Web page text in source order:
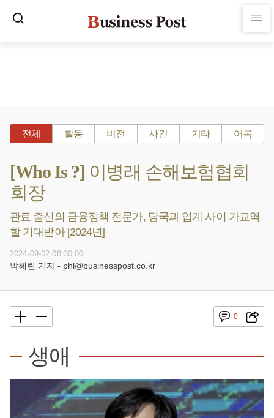
전체 활동 비전 사건 기타 어록
[Who Is ?] 이병래 손해보험협회
회장
관료 출신의 금융정책 전문가, 당국과 업계 사이 가교역
할 기대받아 [2024년]
2024-09-02 08:30:00
박혜린 기자 - phl@businesspost.co.kr
0
생애